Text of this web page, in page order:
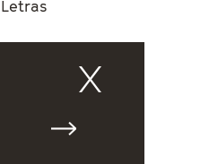
Letras